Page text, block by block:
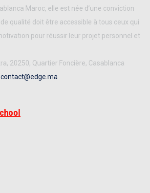
Maroc, elle est née d’une conviction
qualité doit être accessible à tous ceux qui
pour réussir leur projet personnel et
20250, Quartier Foncière, Casablanca
contact@edge.ma